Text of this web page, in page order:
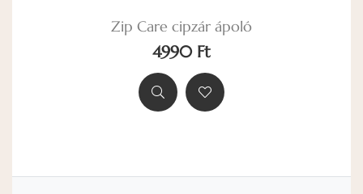
Zip Care cipzár ápoló
4990 Ft